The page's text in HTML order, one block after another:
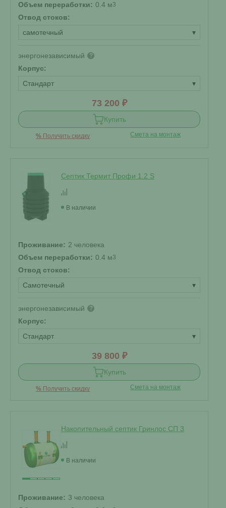
Объем переработки: 0.4 м3
Отвод стоков:
самотечный
▾
энергонезависимый ?
Корпус:
Стандарт
▾
73 200 ₽
Купить
% Получить скидку Смета на монтаж
Септик Термит Профи 1.2 S
В наличии
Проживание: 2 человека
Объем переработки: 0.4 м3
Отвод стоков:
Самотечный
▾
энергонезависимый ?
Корпус:
Стандарт
▾
39 800 ₽
Купить
% Получить скидку Смета на монтаж
Накопительный септик Гринлос СП 3
В наличии
Проживание: 3 человека